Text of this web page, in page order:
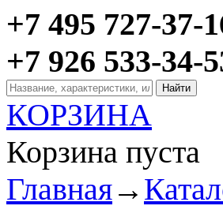
+7 495 727-37-
+7 926 533-34-
КОРЗИНА
Корзина пуста
Главная→